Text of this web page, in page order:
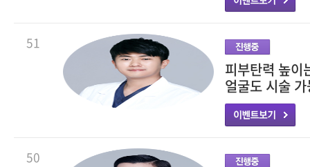
51
피부탄력 높이
얼굴도 시술
50